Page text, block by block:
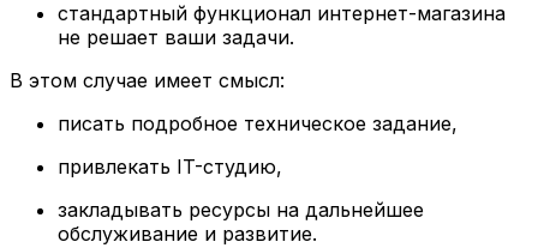
стандартный функционал интернет-магазина
не решает ваши задачи.
В этом случае имеет смысл:
писать подробное техническое задание,
привлекать IT-студию,
закладывать ресурсы на дальнейшее
обслуживание и развитие.